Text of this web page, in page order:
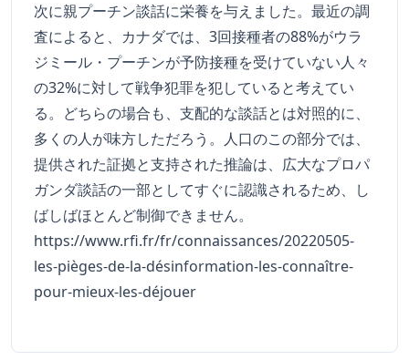
次に親プーチン談話に栄養を与えました。最近の調
査によると、カナダでは、3回接種者の88%がウラ
ジミール・プーチンが予防接種を受けていない人々
の32%に対して戦争犯罪を犯していると考えてい
る。どちらの場合も、支配的な談話とは対照的に、
多くの人が味方しただろう。人口のこの部分では、
提供された証拠と支持された推論は、広大なプロパ
ガンダ談話の一部としてすぐに認識されるため、し
ばしばほとんど制御できません。
https://www.rfi.fr/fr/connaissances/20220505-
les-pièges-de-la-désinformation-les-connaître-
pour-mieux-les-déjouer